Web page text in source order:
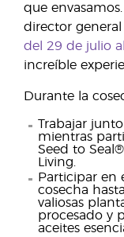
que
director general
del 29 de julio
increíble
Durante la
Trabajar
mientras
Seed to
Living.
Participar en
cosecha
valiosas
procesado y
aceites